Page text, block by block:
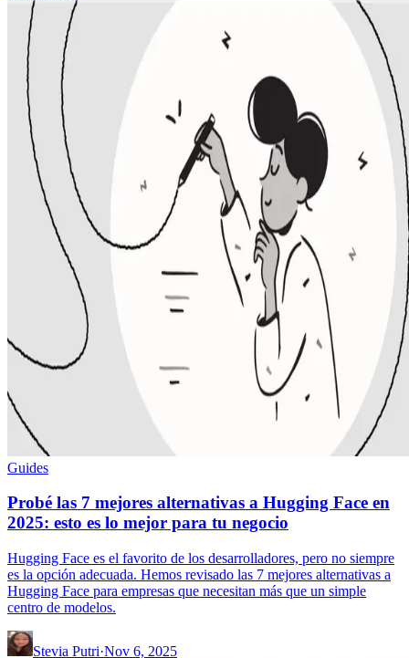
Guides
Probé las 7 mejores alternativas a Hugging Face en
2025: esto es lo mejor para tu negocio
Hugging Face es el favorito de los desarrolladores, pero no siempre
es la opción adecuada. Hemos revisado las 7 mejores alternativas a
Hugging Face para empresas que necesitan más que un simple
centro de modelos.
Stevia Putri·Nov 6, 2025